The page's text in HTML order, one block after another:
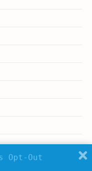
Opt-Out